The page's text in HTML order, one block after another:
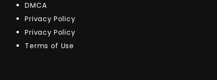
DMCA
Privacy Policy
Privacy Policy
Terms of Use